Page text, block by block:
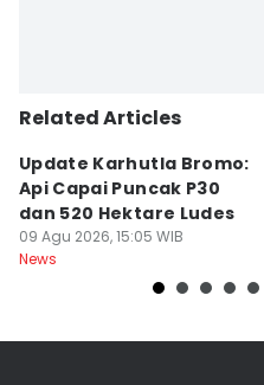
Related Articles
Update Karhutla Bromo:
Api Capai Puncak P30
dan 520 Hektare Ludes
09 Agu 2026, 15:05 WIB
News